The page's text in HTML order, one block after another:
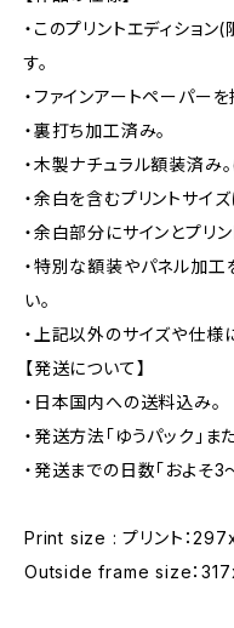
・このプリントエディショ
す。
・ファインアートペーパーを
・裏打ち加工済み。
・木製ナチュラル額装済み
・余白を含むプリントサイズ
・余白部分にサインとプリ
・特別な額装やパネル加工
い。
・上記以外のサイズや仕様
【発送について】
・日本国内への送料込み。
・発送方法「ゆうパック」ま
・発送までの日数「およそ3
Print size : プリント：
Outside frame size：